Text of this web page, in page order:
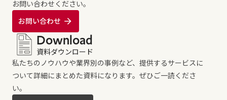
お問い合わせください。
お問い合わせ
Download
資料ダウンロード
私たちのノウハウや業界別の事例など、提供するサービスに
ついて詳細にまとめた資料になります。ぜひご一読くださ
い。